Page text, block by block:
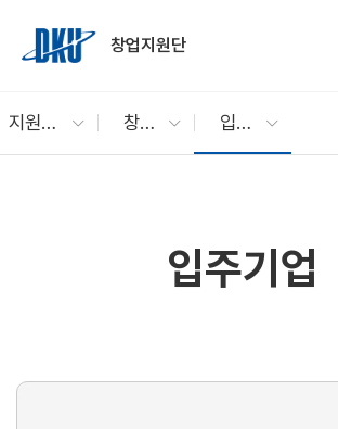
창업지원단
지원단소개 창업기업 소개 입주기업
입주기업